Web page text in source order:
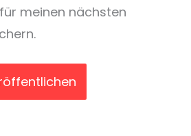
meinen nächsten